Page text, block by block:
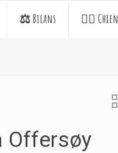
⚖️ Bilans 🐕‍🦺 Chien
Offersøy